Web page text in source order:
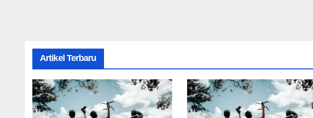
Artikel Terbaru